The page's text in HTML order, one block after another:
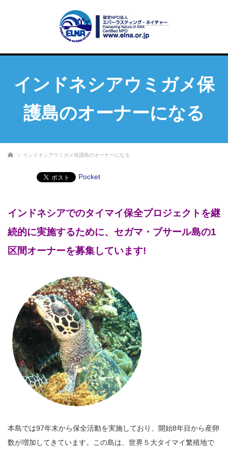
インドネシアウミガメ保
護島のオーナーになる
ホーム インドネシアウミガメ保護島のオーナーになる
Pocket
インドネシアでのタイマイ保全プロジェクトを継
続的に実施するために、セガマ・ブサール島の1
区間オーナーを募集しています!
本島では97年末から保全活動を実施しており、開始8年目から産卵
数が増加してきています。この島は、世界５大タイマイ繁殖地で